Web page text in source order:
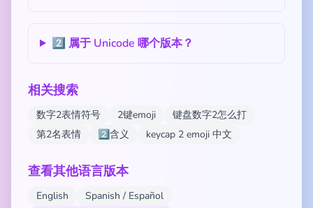
2️⃣ 属于 Unicode 哪个版本？
相关搜索
数字2表情符号 2键emoji
键盘数字2怎么打
第2名表情
2️⃣含义 keycap 2 emoji 中文
查看其他语言版本
English
Spanish / Español